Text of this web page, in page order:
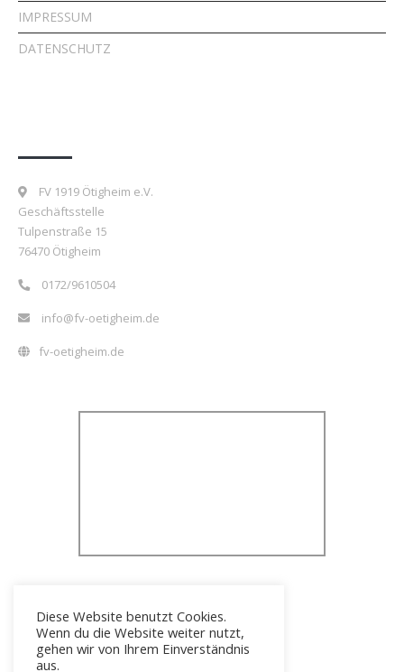
IMPRESSUM
DATENSCHUTZ
FV 1919 Ötigheim e.V.
Geschäftsstelle
Tulpenstraße 15
76470 Ötigheim
0172/9610504
info@fv-oetigheim.de
fv-oetigheim.de
Diese Website benutzt Cookies.
Wenn du die Website weiter nutzt,
gehen wir von Ihrem Einverständnis
aus.